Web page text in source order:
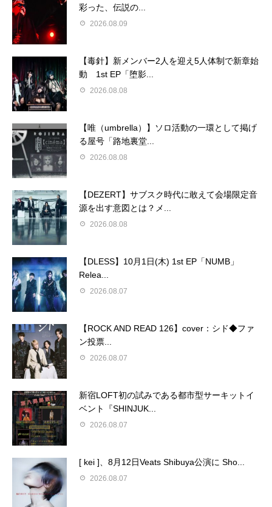
彩った、伝説の...
2026.08.09
【毒針】新メンバー2人を迎え5人体制で新章始
動 1st EP「堕影...
2026.08.08
【唯（umbrella）】ソロ活動の一環として掲げ
る屋号「路地裏堂...
2026.08.08
【DEZERT】サブスク時代に敢えて会場限定音
源を出す意図とは？メ...
2026.08.08
【DLESS】10月1日(木) 1st EP「NUMB」
Relea...
2026.08.07
【ROCK AND READ 126】cover：シド◆ファ
ン投票...
2026.08.07
新宿LOFT初の試みである都市型サーキットイ
ベント『SHINJUK...
2026.08.07
[ kei ]、8月12日Veats Shibuya公演に Sho...
2026.08.07